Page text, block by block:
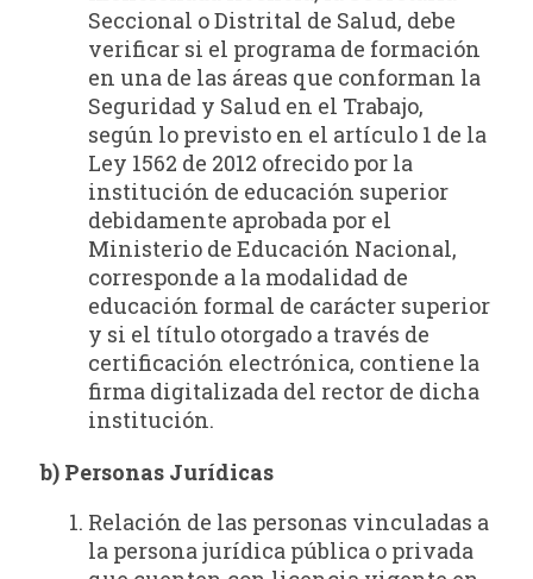
Seccional o Distrital de Salud, debe
verificar si el programa de formación
en una de las áreas que conforman la
Seguridad y Salud en el Trabajo,
según lo previsto en el artículo 1 de la
Ley 1562 de 2012 ofrecido por la
institución de educación superior
debidamente aprobada por el
Ministerio de Educación Nacional,
corresponde a la modalidad de
educación formal de carácter superior
y si el título otorgado a través de
certificación electrónica, contiene la
firma digitalizada del rector de dicha
institución.
b) Personas Jurídicas
Relación de las personas vinculadas a
la persona jurídica pública o privada